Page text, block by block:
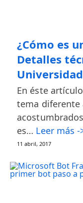
¿Cómo es
Detalles
En éste
tema diferente
es… Leer más -
11 abril, 2017